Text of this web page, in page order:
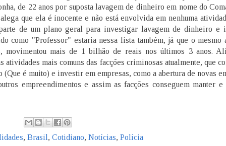
de 22 anos por suposta lavagem de dinheiro em nome do
que ela é inocente e não está envolvida em nenhuma
de um plano geral para investigar lavagem de dinheiro e
como "Professor" estaria nessa lista também, já que o mesmo
movimentou mais de 1 bilhão de reais nos últimos 3 anos.
atividades mais comuns das facções criminosas atualmente, que
é muito) e investir em empresas, como a abertura de novas
empreendimentos e assim as facções conseguem manter
, Brasil , Cotidiano, Notícias, Polícia